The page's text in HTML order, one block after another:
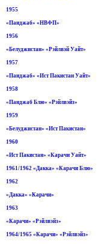
1955
«Панджаб» «НВФП»
1956
«Белуджистан» «Рэйлвэй Уайт»
1957
«Панджаб» «Ист Пакистан Уайт»
1958
«Панджаб Блю» «Рэйлвэйз»
1959
«Белуджистан» «Ист Пакистан»
1960
«Ист Пакистан» «Карачи Уайт»
1961/1962 «Дакка» «Карачи Блю»
1962
«Дакка» «Карачи»
1963
«Карачи» «Рэйлвэйз»
1964/1965 «Карачи» «Рэйлвэйз»